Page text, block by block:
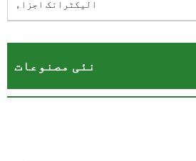
الیکٹرانک اجزاء
نئی مصنوعات